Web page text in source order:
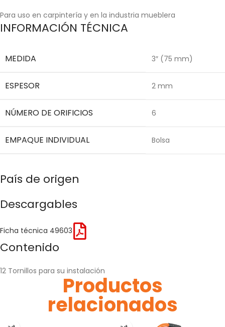
Para uso en carpintería y en la industria mueblera
INFORMACIÓN TÉCNICA
MEDIDA 3″ (75 mm)
ESPESOR 2 mm
NÚMERO DE ORIFICIOS 6
EMPAQUE INDIVIDUAL Bolsa
País de origen
Descargables
Ficha técnica 49603
Contenido
12 Tornillos para su instalación
Productos
relacionados